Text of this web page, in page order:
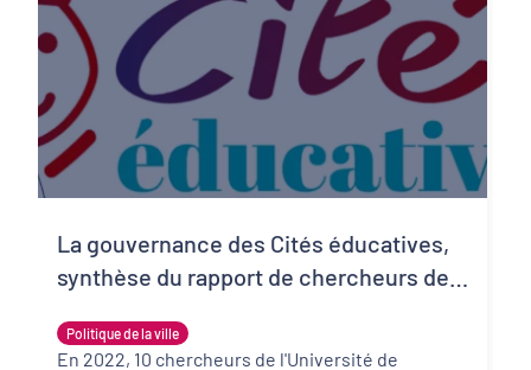
Politique de la ville
La gouvernance des Cités éducatives,
synthèse du rapport de chercheurs de
En 2022, 10 chercheurs de l'Université de